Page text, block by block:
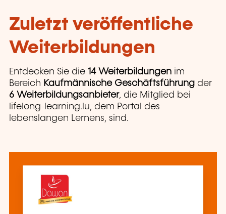
Zuletzt veröffentliche
Weiterbildungen
Entdecken Sie die 14 Weiterbildungen im
Bereich Kaufmännische Geschäftsführung der
6 Weiterbildungsanbieter, die Mitglied bei
lifelong-learning.lu, dem Portal des
lebenslangen Lernens, sind.